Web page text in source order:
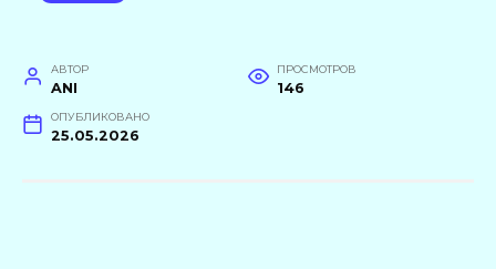
АВТОР
ANI
ПРОСМОТРОВ
146
ОПУБЛИКОВАНО
25.05.2026